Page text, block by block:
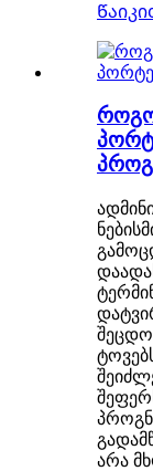
არა